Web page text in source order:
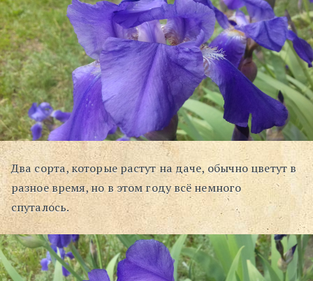
* Смотреть
* Читать
* По жизни
Блог
Поиск
Два сорта, которые растут на даче, обычно цветут в
разное время, но в этом году всё немного
спуталось.